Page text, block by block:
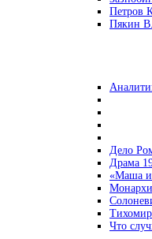
Петров
Пякин
Дело
Драма
«Маша и
Что